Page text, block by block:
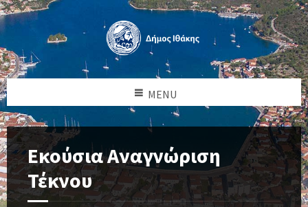
MENU
Εκούσια Αναγνώριση
Τέκνου